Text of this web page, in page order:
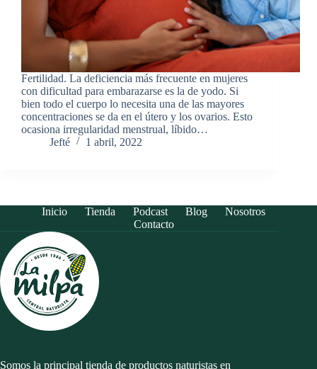
Fertilidad. La deficiencia más frecuente en mujeres
con dificultad para embarazarse es la de yodo. Si
bien todo el cuerpo lo necesita una de las mayores
concentraciones se da en el útero y los ovarios. Esto
ocasiona irregularidad menstrual, líbido…
Jefté
1 abril, 2022
Inicio Tienda Podcast Blog
Nosotros
Contacto
Somos la principal tienda de productos naturistas en